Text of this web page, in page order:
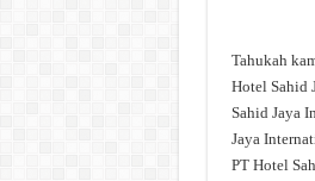
Tahukah
Hotel Sahid
Sahid Jaya
Jaya
PT Hotel